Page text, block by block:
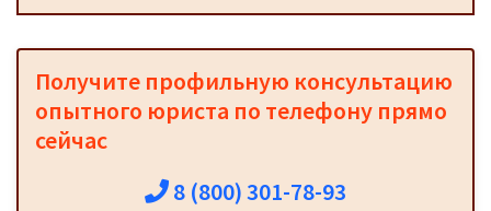
Получите профильную консультацию
опытного юриста по телефону прямо
сейчас
8 (800) 301-78-93